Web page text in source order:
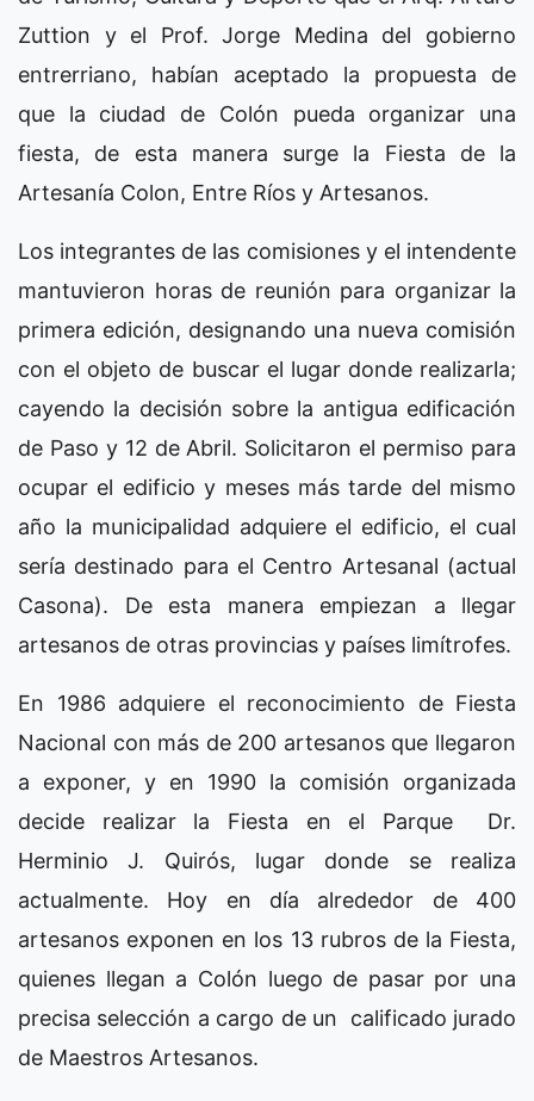
Zuttion y el Prof. Jorge Medina del gobierno
entrerriano, habían aceptado la propuesta de
que la ciudad de Colón pueda organizar una
fiesta, de esta manera surge la Fiesta de la
Artesanía Colon, Entre Ríos y Artesanos.
Los integrantes de las comisiones y el intendente
mantuvieron horas de reunión para organizar la
primera edición, designando una nueva comisión
con el objeto de buscar el lugar donde realizarla;
cayendo la decisión sobre la antigua edificación
de Paso y 12 de Abril. Solicitaron el permiso para
ocupar el edificio y meses más tarde del mismo
año la municipalidad adquiere el edificio, el cual
sería destinado para el Centro Artesanal (actual
Casona). De esta manera empiezan a llegar
artesanos de otras provincias y países limítrofes.
En 1986 adquiere el reconocimiento de Fiesta
Nacional con más de 200 artesanos que llegaron
a exponer, y en 1990 la comisión organizada
decide realizar la Fiesta en el Parque Dr.
Herminio J. Quirós, lugar donde se realiza
actualmente. Hoy en día alrededor de 400
artesanos exponen en los 13 rubros de la Fiesta,
quienes llegan a Colón luego de pasar por una
precisa selección a cargo de un calificado jurado
de Maestros Artesanos.